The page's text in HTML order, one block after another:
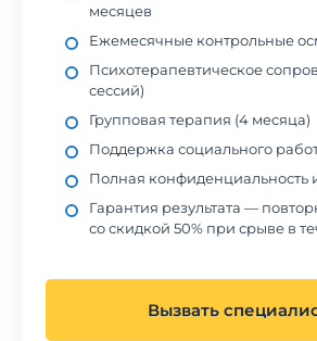
месяцев
Ежемесячные контрольные
Психотерапевтическое
сессий)
Групповая терапия (4 месяца)
Поддержка социального
Полная конфиденциальность
Гарантия результата —
со скидкой 50% при срыве в
Вызвать